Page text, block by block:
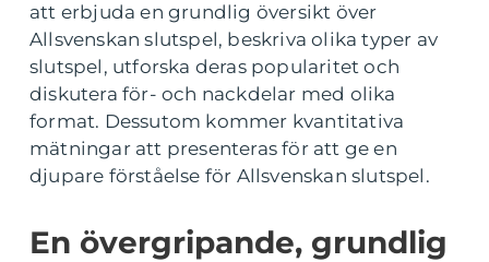
att erbjuda en grundlig översikt över
Allsvenskan slutspel, beskriva olika typer av
slutspel, utforska deras popularitet och
diskutera för- och nackdelar med olika
format. Dessutom kommer kvantitativa
mätningar att presenteras för att ge en
djupare förståelse för Allsvenskan slutspel.
En övergripande, grundlig